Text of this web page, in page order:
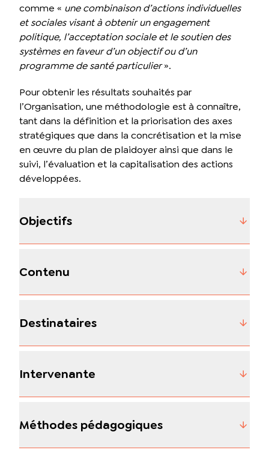
comme « une combinaison d’actions individuelles
et sociales visant à obtenir un engagement
politique, l’acceptation sociale et le soutien des
systèmes en faveur d’un objectif ou d’un
programme de santé particulier».
Pour obtenir les résultats souhaités par
l’Organisation, une méthodologie est à connaître,
tant dans la définition et la priorisation des axes
stratégiques que dans la concrétisation et la mise
en œuvre du plan de plaidoyer ainsi que dans le
suivi, l’évaluation et la capitalisation des actions
développées.
Objectifs
Contenu
Destinataires
Intervenante
Méthodes pédagogiques